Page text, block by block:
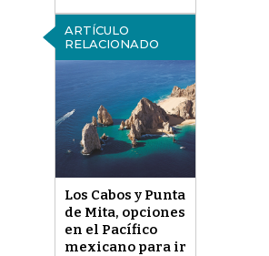
ARTÍCULO
RELACIONADO
Los Cabos y Punta
de Mita, opciones
en el Pacífico
mexicano para ir